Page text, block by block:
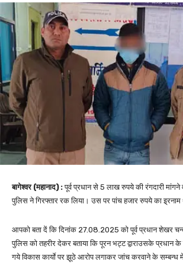
बागेश्वर (महानाद) :पूर्व प्रधान से 5 लाख रुपये की रंगदारी
पुलिस ने गिरफ्तार रक लिया। उस पर पांच हजार रुपये का इ्रनाम
आपको बता दें कि दिनांक 27.08.2025 को पूर्व प्रधान शेखर
पुलिस को तहरीर देकर बताया कि पूरन भट्ट द्वाराउसके प्रधान
गये विकास कार्याे पर झूठे आरोप लगाकर जांच करवाने के सम्बन्ध